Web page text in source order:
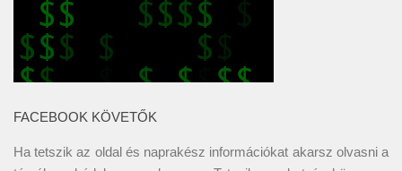
FACEBOOK KÖVETŐK
Ha tetszik az oldal és naprakész információkat akarsz olvasni a